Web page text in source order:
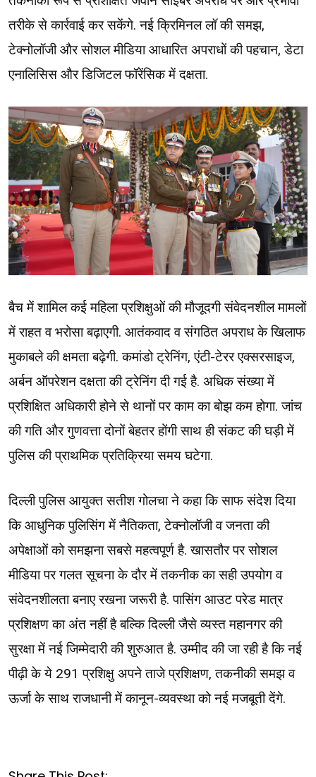
तरीके से कार्रवाई कर सकेंगे. नई क्रिमिनल लॉ की समझ,
टेक्नोलॉजी और सोशल मीडिया आधारित अपराधों की पहचान, डेटा
एनालिसिस और डिजिटल फॉरेंसिक में दक्षता.
बैच में शामिल कई महिला प्रशिक्षुओं की मौजूदगी संवेदनशील मामलों
में राहत व भरोसा बढ़ाएगी. आतंकवाद व संगठित अपराध के खिलाफ
मुकाबले की क्षमता बढ़ेगी. कमांडो ट्रेनिंग, एंटी-टेरर एक्सरसाइज,
अर्बन ऑपरेशन दक्षता की ट्रेनिंग दी गई है. अधिक संख्या में
प्रशिक्षित अधिकारी होने से थानों पर काम का बोझ कम होगा. जांच
की गति और गुणवत्ता दोनों बेहतर होंगी साथ ही संकट की घड़ी में
पुलिस की प्राथमिक प्रतिक्रिया समय घटेगा.
दिल्ली पुलिस आयुक्त सतीश गोलचा ने कहा कि साफ संदेश दिया
कि आधुनिक पुलिसिंग में नैतिकता, टेक्नोलॉजी व जनता की
अपेक्षाओं को समझना सबसे महत्वपूर्ण है. खासतौर पर सोशल
मीडिया पर गलत सूचना के दौर में तकनीक का सही उपयोग व
संवेदनशीलता बनाए रखना जरूरी है. पासिंग आउट परेड मात्र
प्रशिक्षण का अंत नहीं है बल्कि दिल्ली जैसे व्यस्त महानगर की
सुरक्षा में नई जिम्मेदारी की शुरुआत है. उम्मीद की जा रही है कि नई
पीढ़ी के ये 291 प्रशिक्षु अपने ताजे प्रशिक्षण, तकनीकी समझ व
ऊर्जा के साथ राजधानी में कानून-व्यवस्था को नई मजबूती देंगे.